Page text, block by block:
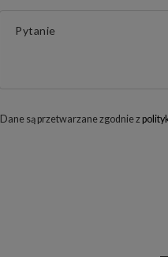
Pytanie
Dane są przetwarzane zgodnie z